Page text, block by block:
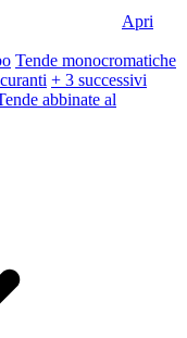
Apri
Tende monocromatiche
+ 3 successivi
abbinate al